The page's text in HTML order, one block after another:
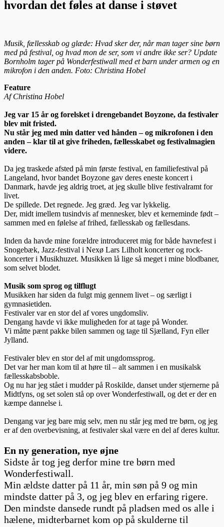
hvordan det føles at danse i støvet
Musik, fællesskab og glæde: Hvad sker der, når man tager sine børn
med på festival, og hvad mon de ser, som vi andre ikke ser? Update
Bornholm tager på Wonderfestiwall med et barn under armen og en
mikrofon i den anden. Foto: Christina Hobel
Feature
Af Christina Hobel
Jeg var 15 år og forelsket i drengebandet Boyzone, da festivaler
blev mit fristed.
Nu står jeg med min datter ved hånden – og mikrofonen i den
anden – klar til at give friheden, fællesskabet og festivalmagien
videre.
Da jeg traskede afsted på min første festival, en familiefestival på
Langeland, hvor bandet Boyzone gav deres eneste koncert i
Danmark, havde jeg aldrig troet, at jeg skulle blive festivalramt for
livet.
De spillede. Det regnede. Jeg græd. Jeg var lykkelig.
Der, midt imellem tusindvis af mennesker, blev et kerneminde født –
sammen med en følelse af frihed, fællesskab og fællesdans.
Inden da havde mine forældre introduceret mig for både havnefest i
Snogebæk, Jazz-festival i Nexø Lars Lilholt koncerter og rock-
koncerter i Musikhuzet. Musikken lå lige så meget i mine blodbaner,
som selvet blodet.
Musik som sprog og tilflugt
Musikken har siden da fulgt mig gennem livet – og særligt i
gymnasietiden.
Festivaler var en stor del af vores ungdomsliv.
Dengang havde vi ikke muligheden for at tage på Wonder.
Vi måtte pænt pakke bilen sammen og tage til Sjælland, Fyn eller
Jylland.
Festivaler blev en stor del af mit ungdomssprog.
Det var her man kom til at høre til – alt sammen i en musikalsk
fællesskabsboble.
Og nu har jeg stået i mudder på Roskilde, danset under stjernerne på
Midtfyns, og set solen stå op over Wonderfestiwall, og det er der en
kæmpe dannelse i.
Dengang var jeg bare mig selv, men nu står jeg med tre børn, og jeg
er af den overbevisning, at festivaler skal være en del af deres kultur.
En ny generation, nye øjne
Sidste år tog jeg derfor mine tre børn med
Wonderfestiwall.
Min ældste datter på 11 år, min søn på 9 og min
mindste datter på 3, og jeg blev en erfaring rigere.
Den mindste dansede rundt på pladsen med os alle i
hælene, midterbarnet kom op på skulderne til